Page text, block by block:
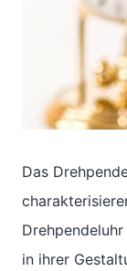
Das
in ihrer